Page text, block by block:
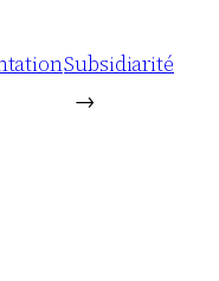
Subsidiarité
→